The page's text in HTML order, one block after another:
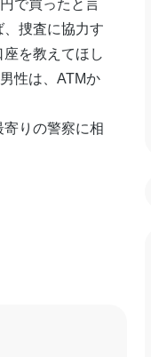
で買ったと言
捜査に協力す
を教えてほし
性は、ATMか
りの警察に相